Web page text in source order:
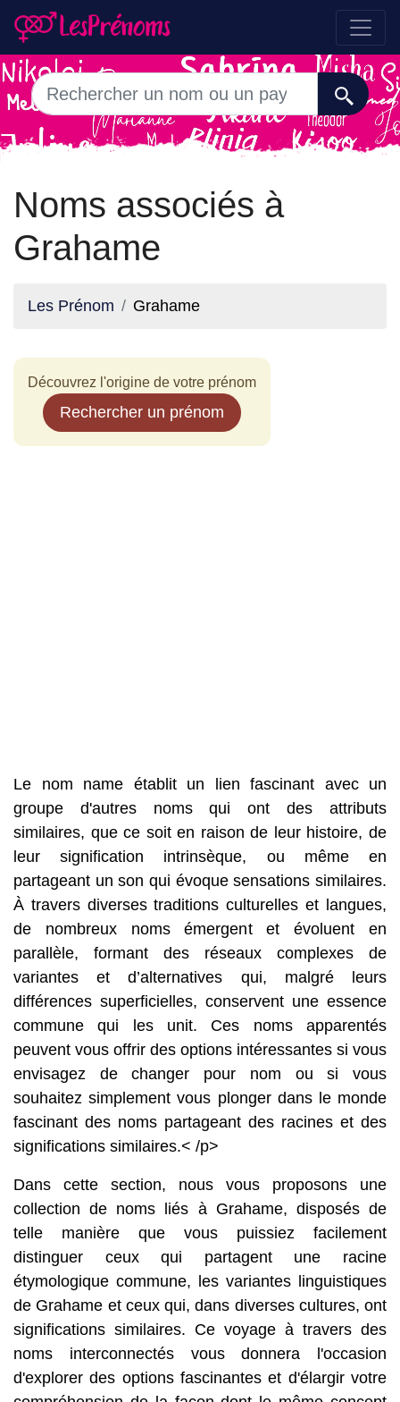
Noms associés à
Grahame
Les Prénom Grahame
Découvrez l'origine de votre prénom
Rechercher un prénom
Le nom name établit un lien fascinant avec un
groupe d'autres noms qui ont des attributs
similaires, que ce soit en raison de leur histoire, de
leur signification intrinsèque, ou même en
partageant un son qui évoque sensations similaires.
À travers diverses traditions culturelles et langues,
de nombreux noms émergent et évoluent en
parallèle, formant des réseaux complexes de
variantes et d’alternatives qui, malgré leurs
différences superficielles, conservent une essence
commune qui les unit. Ces noms apparentés
peuvent vous offrir des options intéressantes si vous
envisagez de changer pour nom ou si vous
souhaitez simplement vous plonger dans le monde
fascinant des noms partageant des racines et des
significations similaires.< /p>
Dans cette section, nous vous proposons une
collection de noms liés à Grahame, disposés de
telle manière que vous puissiez facilement
distinguer ceux qui partagent une racine
étymologique commune, les variantes linguistiques
de Grahame et ceux qui, dans diverses cultures, ont
significations similaires. Ce voyage à travers des
noms interconnectés vous donnera l'occasion
d'explorer des options fascinantes et d'élargir votre